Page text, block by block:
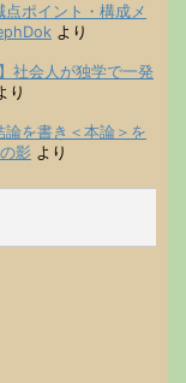
点ポイント・構成メ
より
社会人が独学で一発
り
論を書き＜本論＞を
影 より